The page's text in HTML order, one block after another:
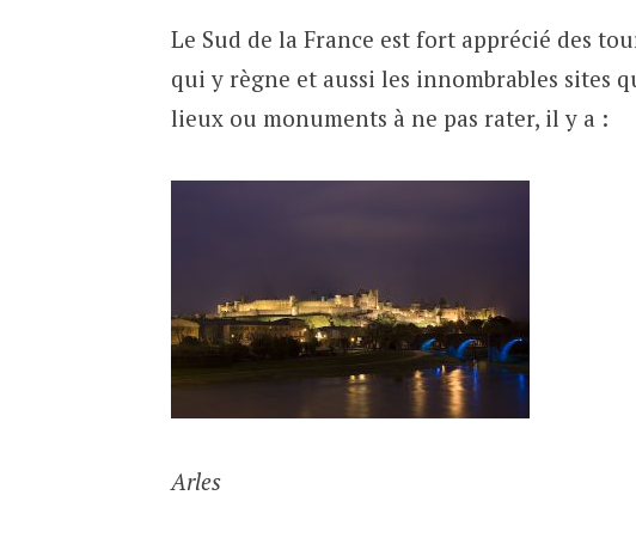
Le Sud de la France est fort apprécié des
qui y règne et aussi les innombrables sites
lieux ou monuments à ne pas rater, il y a :
Arles